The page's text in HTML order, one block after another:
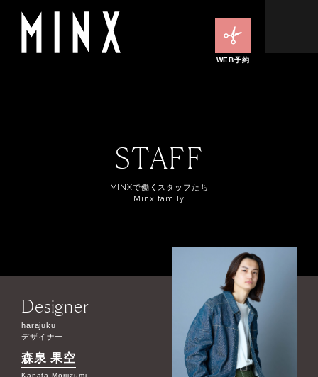
WEB予約
STAFF
MINXで働くスタッフたち
Minx family
Designer
harajuku
デザイナー
森泉 果空
Kanata Moriizumi